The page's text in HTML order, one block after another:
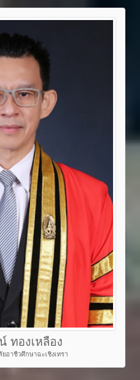
ทองเหลือง
อาชีวศึกษาฉะเชิงเทรา